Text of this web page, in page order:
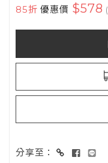
85折 優惠價 $578
分享至：